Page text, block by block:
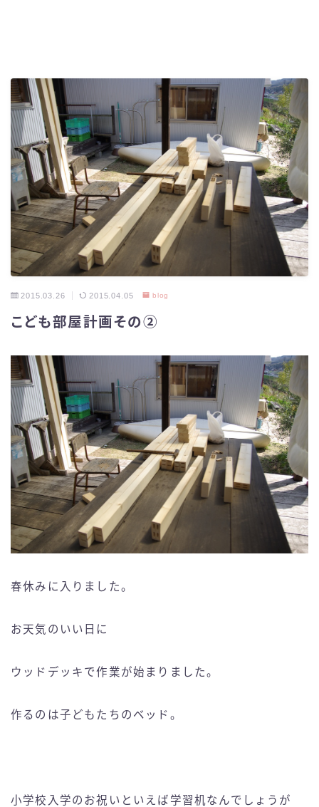
2015.03.26 2015.04.05 blog
こども部屋計画その②
春休みに入りました。
お天気のいい日に
ウッドデッキで作業が始まりました。
作るのは子どもたちのベッド。
小学校入学のお祝いといえば学習机なんでしょうが